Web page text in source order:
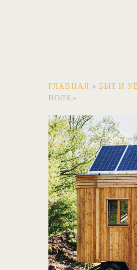
ГЛАВНАЯ >БЫТ И
ВОЛК»